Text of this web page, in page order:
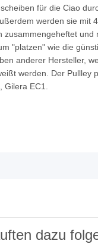
für die Ciao
werden sie mit
zusammengeheftet und
"platzen" wie die
anderer Hersteller,
werden. Der Pullley
Gilera EC1.
dazu